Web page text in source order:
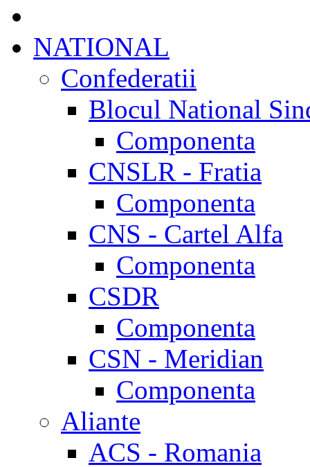
NATIONAL
Confederatii
Blocul National
Componenta
CNSLR - Fratia
Componenta
CNS - Cartel Alfa
Componenta
CSDR
Componenta
CSN - Meridian
Componenta
Aliante
ACS - Romania